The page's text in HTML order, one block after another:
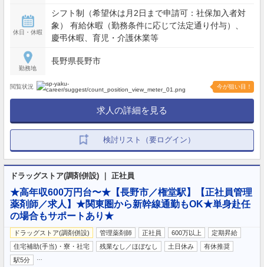
休日・休暇
シフト制（希望休は月2日まで申請可：社保加入者対
象） 有給休暇（勤務条件に応じて法定通り付与）、
慶弔休暇、育児・介護休業等
勤務地
長野県長野市
閲覧状況 今が狙い目！
求人の詳細を見る
検討リスト（要ログイン）
ドラッグストア(調剤併設) ｜ 正社員
★高年収600万円台〜★【長野市／権堂駅】【正社員管理
薬剤師／求人】★関東圏から新幹線通勤もOK★単身赴任
の場合もサポートあり★
ドラッグストア(調剤併設) 管理薬剤師 正社員 600万以上
定期昇給
住宅補助(手当)・寮・社宅
残業なし／ほぼなし 土日休み
有休推奨
駅5分